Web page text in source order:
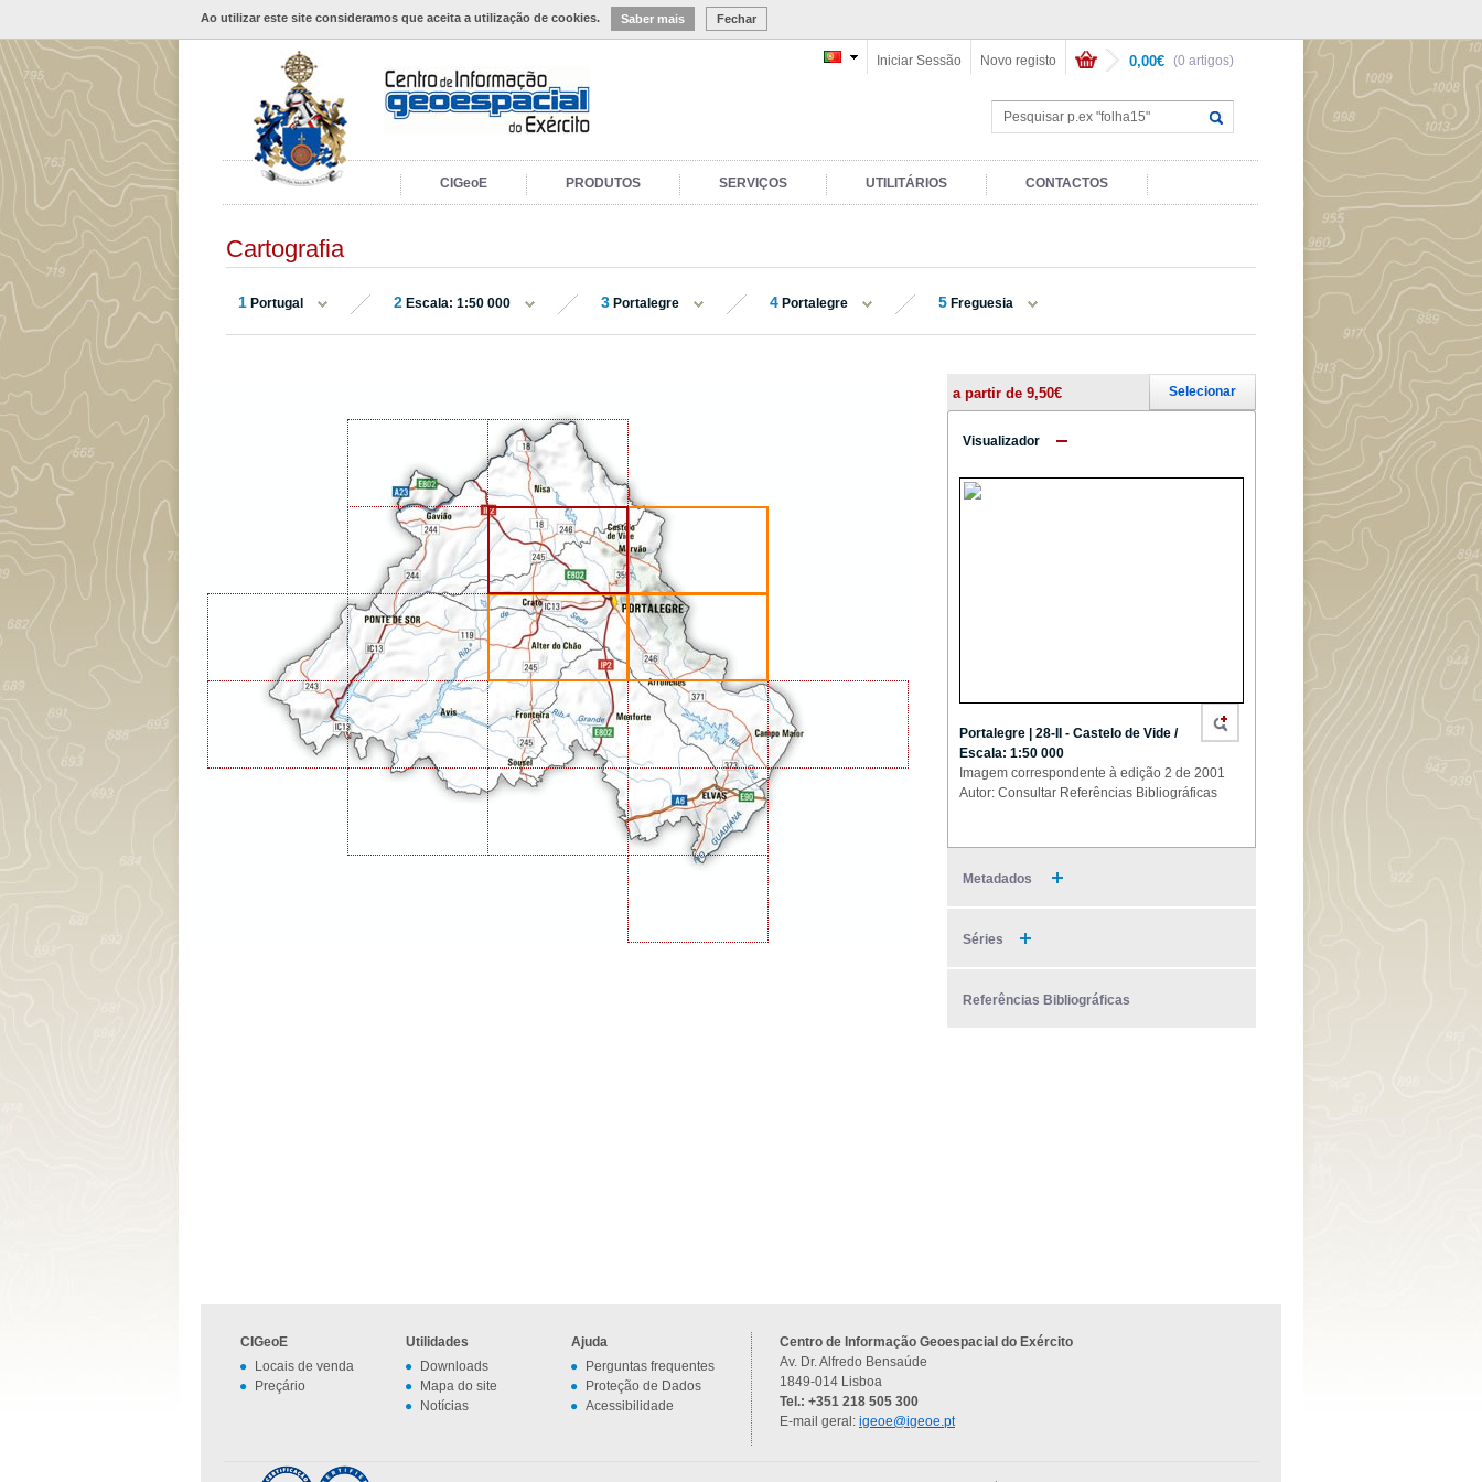
Ao utilizar este site consideramos que aceita a utilização de cookies. Saber mais Fechar
(0 artigos)
0,00€
Novo registo
Iniciar Sessão
CIGeoE PRODUTOS SERVIÇOS UTILITÁRIOS CONTACTOS
Cartografia
1 Portugal 2 Escala: 1:50 000 3 Portalegre 4 Portalegre 5 Freguesia
a partir de 9,50€ Selecionar
Visualizador
Portalegre | 28-II - Castelo de Vide /
Escala: 1:50 000
Imagem correspondente à edição 2 de 2001
Autor: Consultar Referências Bibliográficas
Metadados
Séries
Referências Bibliográficas
CIGeoE
Locais de venda
Preçário
Utilidades
Downloads
Mapa do site
Notícias
Ajuda
Perguntas frequentes
Proteção de Dados
Acessibilidade
Centro de Informação Geoespacial do Exército
Av. Dr. Alfredo Bensaúde
1849-014 Lisboa
Tel.: +351 218 505 300
E-mail geral: igeoe@igeoe.pt